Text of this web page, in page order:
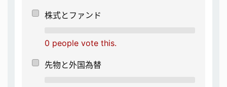
株式とファンド
0 people vote this.
先物と外国為替